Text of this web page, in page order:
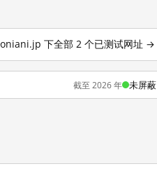
下全部 2 个已测试网址 →
截至 2026 年 未屏蔽